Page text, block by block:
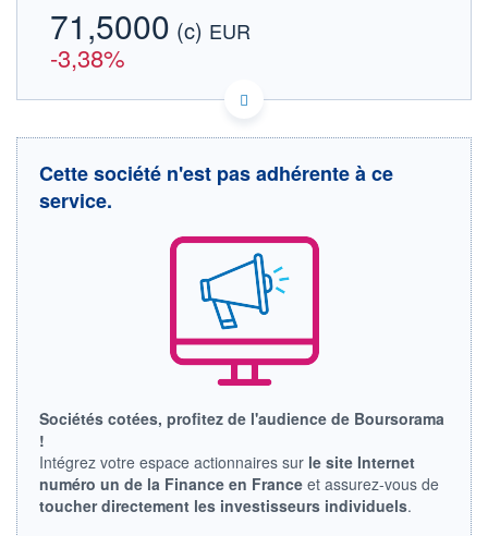
ACTIONNAIRES
71,5000 (c) EUR
-3,38%
US9576381092 WEA
Cotation sur les autres places
OUVERTURE
+ BAS
0,0000
CAPITAL ÉCHANGÉ
DERNIER ÉCHANGE
06.08.26 / 17:35:53
BAISSE HAUSSE
RENDEMENT
ESTIMÉ 2026
-
PER ESTIMÉ
2026
-
Cette société n'est pas adhérente à ce
service.
Sociétés cotées, profitez de l'audience de Boursorama
!
Intégrez votre espace actionnaires sur le site Internet
numéro un de la Finance en France et assurez-vous de
toucher directement les investisseurs individuels.